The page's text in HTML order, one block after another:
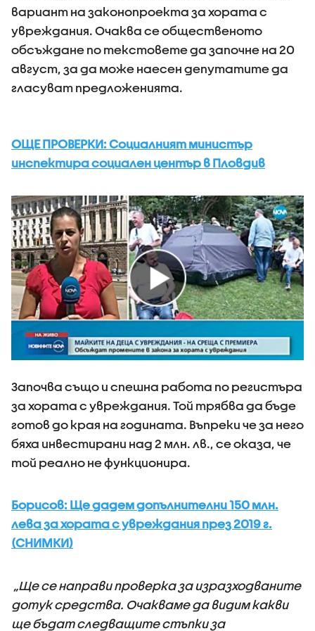
вариант на законопроекта за хората с
увреждания. Очаква се общественото
обсъждане по текстовете да започне на 20
август, за да може наесен депутатите да
гласуват предложенията.
ОЩЕ ПРОВЕРКИ: Социалният министър
инспектира социален център в Пловдив
Започва също и спешна работа по регистъра
за хората с увреждания. Той трябва да бъде
готов до края на годината. Въпреки че за него
бяха инвестирани над 2 млн. лв., се оказа, че
той реално не функционира.
Борисов: Ще дадем допълнителни 150 млн.
лева за хората с увреждания през 2019 г.
(СНИМКИ)
„Ще се направи проверка за изразходваните
дотук средства. Очакваме да видим какви
ще бъдат следващите стъпки за